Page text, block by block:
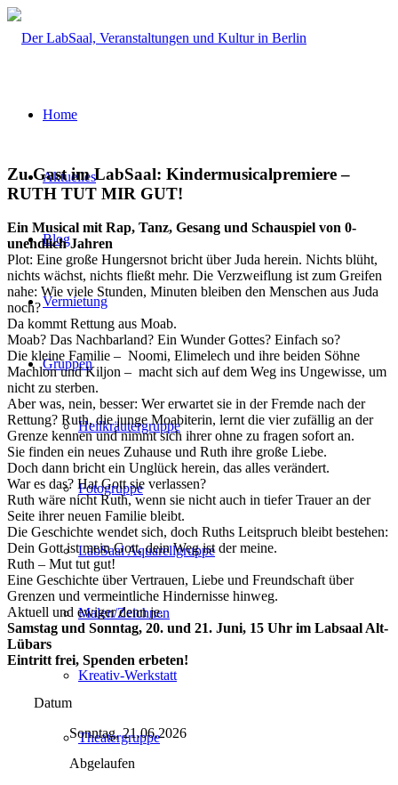
Home
Aktuelles
Blog
Vermietung
Gruppen
Heilkräutergruppe
Fotogruppe
LabSaal Aquarellgruppe
Malen/Zeichnen
Kreativ-Werkstatt
Theatergruppe
Zu Gast im LabSaal: Kindermusicalpremiere –
RUTH TUT MIR GUT!
Ein Musical mit Rap, Tanz, Gesang und Schauspiel von 0-
unendlich Jahren
Plot: Eine große Hungersnot bricht über Juda herein. Nichts blüht,
nichts wächst, nichts fließt mehr. Die Verzweiflung ist zum Greifen
nahe: Wie viele Stunden, Minuten bleiben den Menschen aus Juda
noch?
Da kommt Rettung aus Moab.
Moab? Das Nachbarland? Ein Wunder Gottes? Einfach so?
Die kleine Familie – Noomi, Elimelech und ihre beiden Söhne
Machlon und Kiljon – macht sich auf dem Weg ins Ungewisse, um
nicht zu sterben.
Aber was, nein, besser: Wer erwartet sie in der Fremde nach der
Rettung? Ruth, die junge Moabiterin, lernt die vier zufällig an der
Grenze kennen und nimmt sich ihrer ohne zu fragen sofort an.
Sie finden ein neues Zuhause und Ruth ihre große Liebe.
Doch dann bricht ein Unglück herein, das alles verändert.
War es das? Hat Gott sie verlassen?
Ruth wäre nicht Ruth, wenn sie nicht auch in tiefer Trauer an der
Seite ihrer neuen Familie bleibt.
Die Geschichte wendet sich, doch Ruths Leitspruch bleibt bestehen:
Dein Gott ist mein Gott, dein Weg ist der meine.
Ruth – Mut tut gut!
Eine Geschichte über Vertrauen, Liebe und Freundschaft über
Grenzen und vermeintliche Hindernisse hinweg.
Aktuell und ewiger denn je.
Samstag und Sonntag, 20. und 21. Juni, 15 Uhr im Labsaal Alt-
Lübars
Eintritt frei, Spenden erbeten!
Datum
Sonntag, 21.06.2026
Abgelaufen